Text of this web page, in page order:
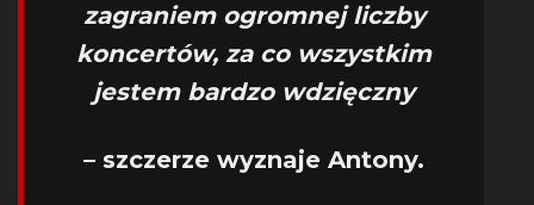
zagraniem ogromnej liczby
koncertów, za co wszystkim
jestem bardzo wdzięczny
– szczerze wyznaje Antony.